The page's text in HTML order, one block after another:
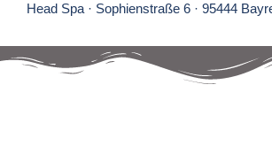
Head Spa · Sophienstraße 6 · 95444